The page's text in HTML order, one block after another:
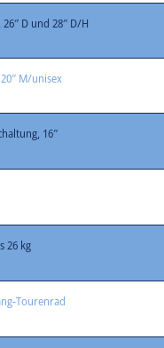
D und 28″ D/H
M/unisex
16″
26 kg
Tourenrad